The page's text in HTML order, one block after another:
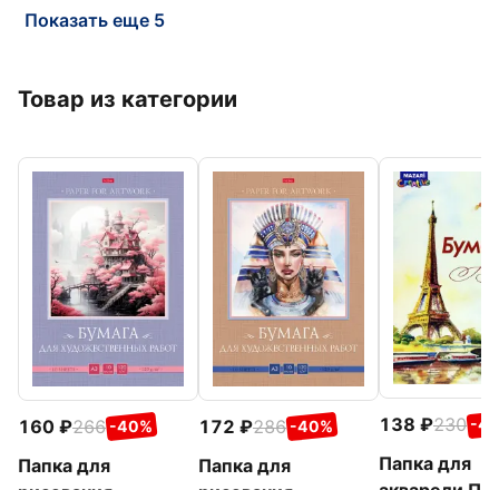
Показать еще 5
Товар из категории
160 266 -40%
Папка для
172 286 -40%
Папка для
138 230 -
Папка для